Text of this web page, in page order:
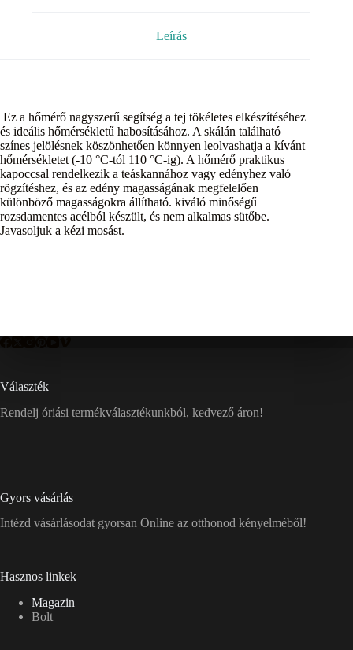
Leírás
Ez a hőmérő nagyszerű segítség a tej tökéletes elkészítéséhez
és ideális hőmérsékletű habosításához. A skálán található
színes jelölésnek köszönhetően könnyen leolvashatja a kívánt
hőmérsékletet (-10 °C-tól 110 °C-ig). A hőmérő praktikus
kapoccsal rendelkezik a teáskannához vagy edényhez való
rögzítéshez, és az edény magasságának megfelelően
különböző magasságokra állítható. kiváló minőségű
rozsdamentes acélból készült, és nem alkalmas sütőbe.
Javasoljuk a kézi mosást.
Választék
Rendelj óriási termékválasztékunkból, kedvező áron!
Gyors vásárlás
Intézd vásárlásodat gyorsan Online az otthonod kényelméből!
Hasznos linkek
Magazin
Bolt